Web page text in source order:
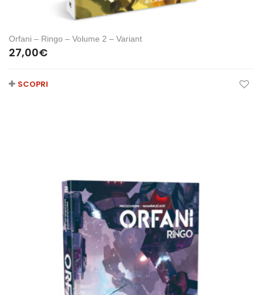
Orfani – Ringo – Volume 2 – Variant
27,00€
SCOPRI